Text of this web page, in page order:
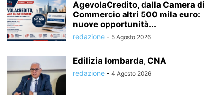
AgevolaCredito, dalla Camera di
Commercio altri 500 mila euro:
nuove opportunità...
redazione - 5 Agosto 2026
Edilizia lombarda, CNA
redazione - 4 Agosto 2026